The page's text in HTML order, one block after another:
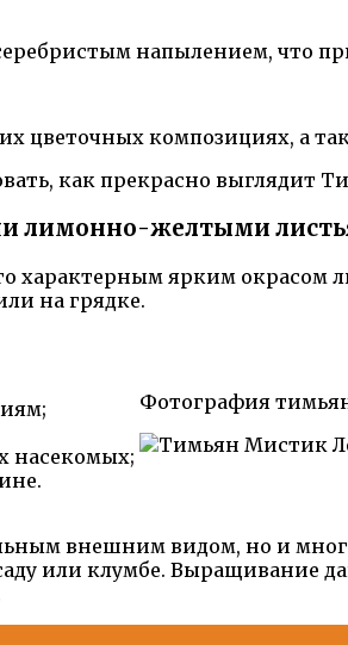
напылением, что
композициях, а
как прекрасно выглядит
лимонно-желтыми
характерным ярким окрасом
на грядке.
насекомых;
Фотография
внешним видом, но и
или клумбе. Выращивание